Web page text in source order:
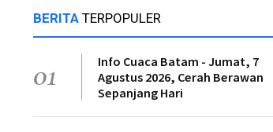
BERITA TERPOPULER
01
Info Cuaca Batam - Jumat, 7
Agustus 2026, Cerah Berawan
Sepanjang Hari